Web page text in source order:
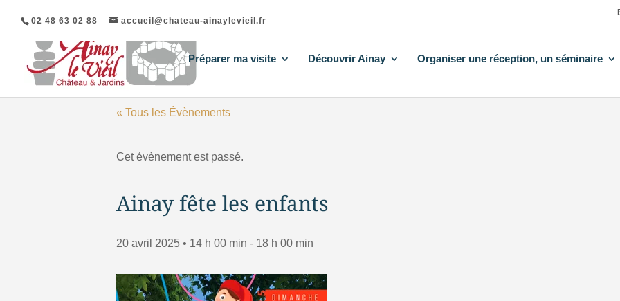
02 48 63 02 88 accueil@chateau-ainaylevieil.fr
Préparer ma visite Découvrir Ainay Organiser une réception, un séminaire
« Tous les Évènements
Cet évènement est passé.
Ainay fête les enfants
20 avril 2025 • 14 h 00 min - 18 h 00 min